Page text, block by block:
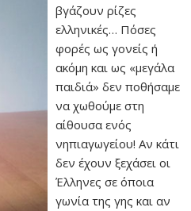
βγάζουν ρίζες
ελληνικές… Πόσες
φορές ως γονείς ή
ακόμη και ως «μεγάλα
παιδιά» δεν ποθήσαμε
να χωθούμε στη
αίθουσα ενός
νηπιαγωγείου! Αν κάτι
δεν έχουν ξεχάσει οι
Έλληνες σε όποια
γωνία της γης και αν